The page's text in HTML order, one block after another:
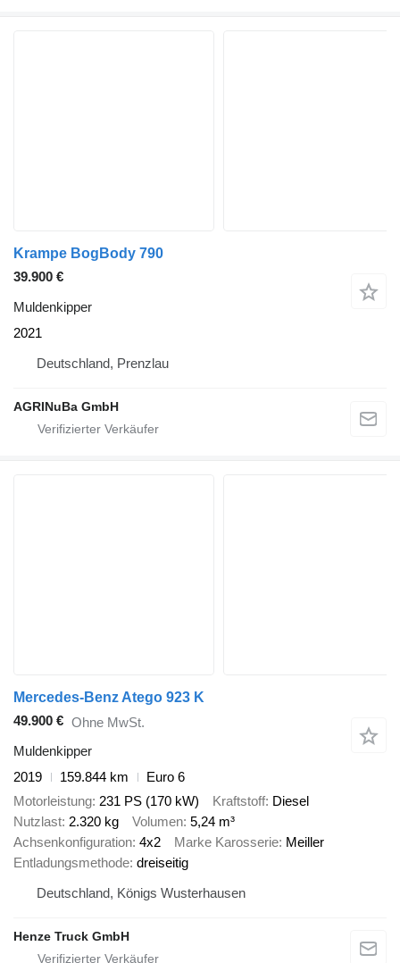
Krampe BogBody 790
39.900 €
Muldenkipper
2021
Deutschland, Prenzlau
AGRINuBa GmbH
Mercedes-Benz Atego 923 K
49.900 € Ohne MwSt.
Muldenkipper
2019
159.844 km
Euro 6
Motorleistung 231 PS (170 kW) Kraftstoff Diesel
Nutzlast 2.320 kg Volumen 5,24 m³
Achsenkonfiguration 4x2 Marke Karosserie Meiller
Entladungsmethode dreiseitig
Deutschland, Königs Wusterhausen
Henze Truck GmbH